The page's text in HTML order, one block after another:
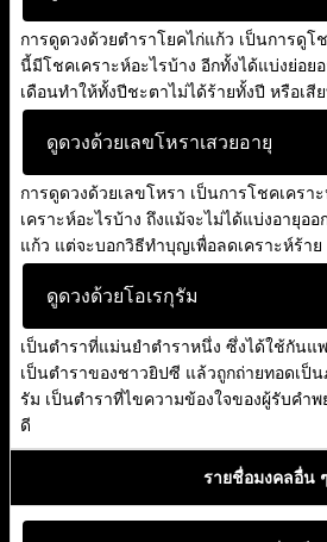
การดูดวงด้วยตำราโยคไก่แก้ว เป็นการดูโ
นี้มีโชคเคราะห์อะไรบ้าง อีกทั้งได้แบ่งย่อย
เดือนทำให้ทั้งปีชะตาไม่ได้ร้ายทั้งปี หรือเสี
ดูดวงด้วยเลขโหราเสวยอายุ
การดูดวงด้วยเลขโหรา เป็นการโชคเคร
เคราะห์อะไรบ้าง ถึงแม้จะไม่ได้แบ่งอายุอ
แก้ว แต่จะบอกวิธีทำบุญเพื่อลดเคราะห์ร้า
ดูดวงด้วยโอเรกุรัม
เป็นตำราที่แม่นยำตำราหนึ่ง ซึ่งได้ใช้กันแ
เป็นตำราของชาวยิปซี แล้วถูกถ่ายทอดเป็น
รัม เป็นตำราที่ไขความข้องใจของผู้รับคำ
ดี
รายชื่อมงคลอื่น ๆ